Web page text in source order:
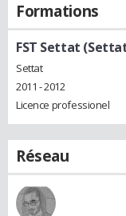
Formations
FST Settat
Settat
2011 - 2012
Licence professionel
Réseau